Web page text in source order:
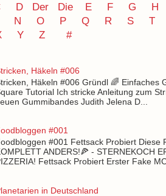
D Der Die E F G
H
N O P Q R S
T
Y Z #
Häkeln #006
Häkeln #006 Gründl 🌈 Einfaches
Tutorial Ich stricke Anleitung zum
Gummibandes Judith Jelena D...
#001
#001 Fettsack Probiert Diese
ANDERS!🍕 - STERNEKOCH
Fettsack Probiert Erster Fake
in Deutschland